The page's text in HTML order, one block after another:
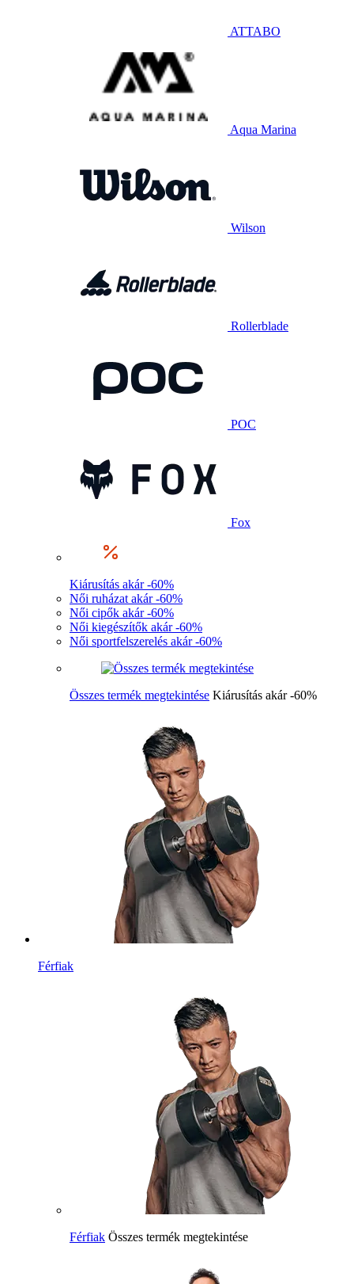
ATTABO
Aqua Marina
Wilson
Rollerblade
POC
Fox
Kiárusítás akár -60%
Női ruházat akár -60%
Női cipők akár -60%
Női kiegészítők akár -60%
Női sportfelszerelés akár -60%
Összes termék megtekintése Kiárusítás akár -60%
Férfiak
Férfiak Összes termék megtekintése